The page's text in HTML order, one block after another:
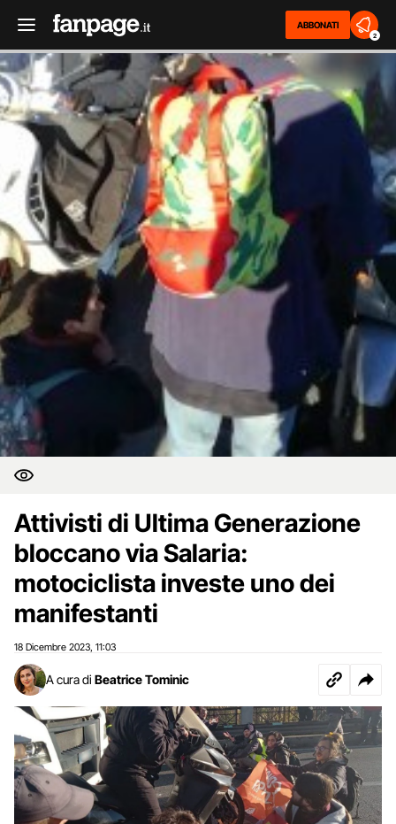
ABBONATI
2
Attivisti di Ultima Generazione
bloccano via Salaria:
motociclista investe uno dei
manifestanti
18 Dicembre 2023 11:03
A cura di Beatrice Tominic